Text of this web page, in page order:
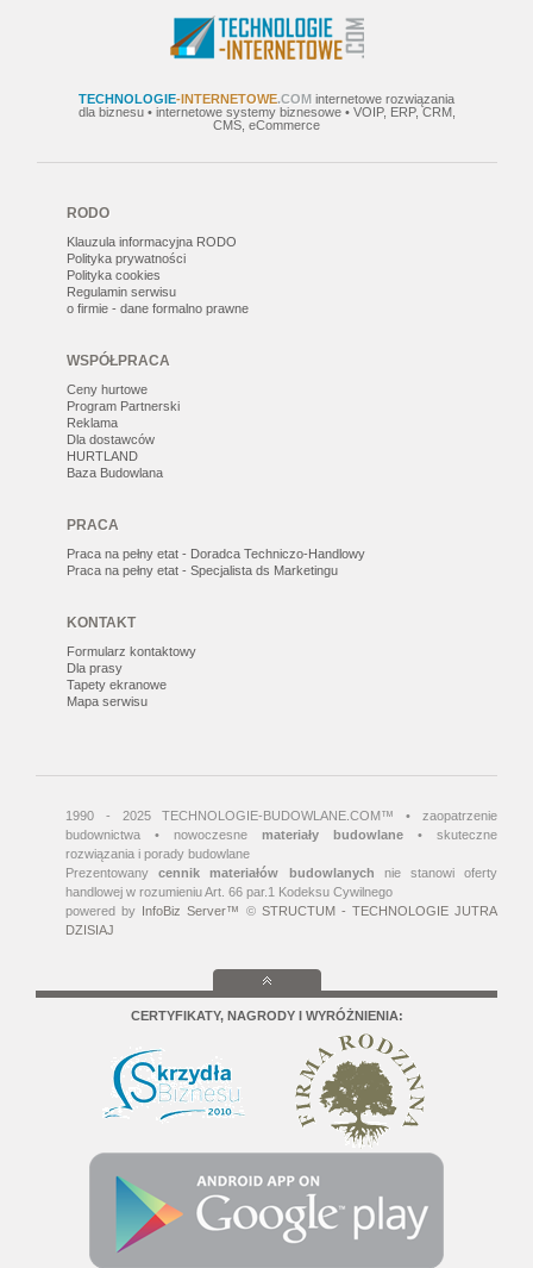
TECHNOLOGIE-INTERNETOWE.COM internetowe rozwiązania
dla biznesu • internetowe systemy biznesowe • VOIP, ERP, CRM,
CMS, eCommerce
RODO
Klauzula informacyjna RODO
Polityka prywatności
Polityka cookies
Regulamin serwisu
o firmie - dane formalno prawne
WSPÓŁPRACA
Ceny hurtowe
Program Partnerski
Reklama
Dla dostawców
HURTLAND
Baza Budowlana
PRACA
Praca na pełny etat - Doradca Techniczo-Handlowy
Praca na pełny etat - Specjalista ds Marketingu
KONTAKT
Formularz kontaktowy
Dla prasy
Tapety ekranowe
Mapa serwisu
1990 - 2025 TECHNOLOGIE-BUDOWLANE.COM™ • zaopatrzenie
budownictwa • nowoczesne materiały budowlane • skuteczne
rozwiązania i porady budowlane
Prezentowanycennik materiałów budowlanych nie stanowi oferty
handlowej w rozumieniu Art. 66 par.1 Kodeksu Cywilnego
powered by InfoBiz Server™ © STRUCTUM - TECHNOLOGIE JUTRA
DZISIAJ
CERTYFIKATY, NAGRODY I WYRÓŻNIENIA: